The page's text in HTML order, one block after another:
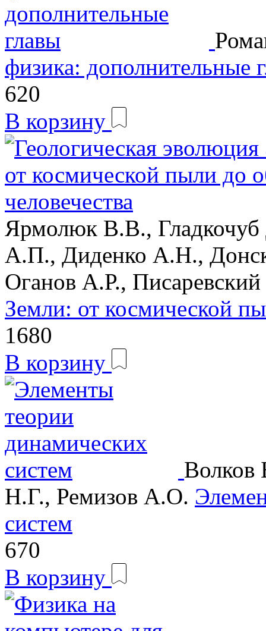
физика: дополнительные
620
В корзину
Ярмолюк В.В.,
А.П., Диденко А.Н.,
Оганов А.Р.,
Земли: от космической
1680
В корзину
Волков
Н.Г., Ремизов А.О.
систем
670
В корзину